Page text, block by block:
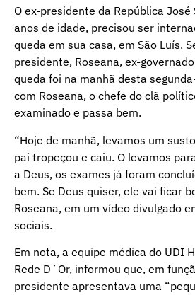
O ex-presidente da República José
anos de idade, precisou ser
queda em sua casa, em São Luís.
presidente, Roseana, ex-
queda foi na manhã desta
com Roseana, o chefe do clã
examinado e passa bem.
“Hoje de manhã, levamos um
pai tropeçou e caiu. O levamos
a Deus, os exames já foram
bem. Se Deus quiser, ele vai ficar
Roseana, em um vídeo divulgado
sociais.
Em nota, a equipe médica do UDI
Rede D´Or, informou que, em
presidente apresentava uma